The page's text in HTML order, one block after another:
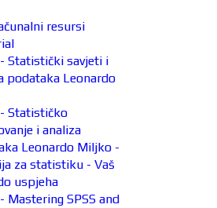
resursi
Statistički savjeti i
podataka Leonardo
Statističko
i analiza
Leonardo Miljko -
za statistiku - Vaš
uspjeha
Mastering SPSS and